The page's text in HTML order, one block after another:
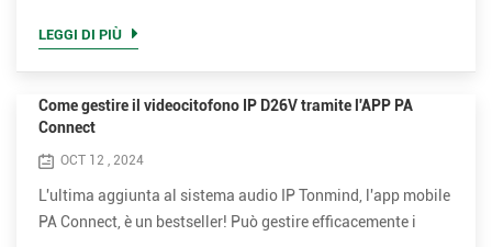
Sto...
LEGGI DI PIÙ
Come gestire il videocitofono IP D26V tramite l'APP PA
Connect
OCT 12 , 2024
L'ultima aggiunta al sistema audio IP Tonmind, l'app mobile
PA Connect, è un bestseller! Può gestire efficacemente i